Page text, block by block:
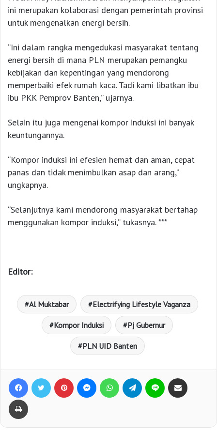
ini merupakan kolaborasi dengan pemerintah provinsi
untuk mengenalkan energi bersih.
“Ini dalam rangka mengedukasi masyarakat tentang
energi bersih di mana PLN merupakan pemangku
kebijakan dan kepentingan yang mendorong
memperbaiki efek rumah kaca. Tadi kami libatkan ibu
ibu PKK Pemprov Banten,” ujarnya.
Selain itu juga mengenai kompor induksi ini banyak
keuntungannya.
“Kompor induksi ini efesien hemat dan aman, cepat
panas dan tidak menimbulkan asap dan arang,”
ungkapnya.
“Selanjutnya kami mendorong masyarakat bertahap
menggunakan kompor induksi,” tukasnya. ***
Editor:
Al Muktabar Electrifying Lifestyle Vaganza
Kompor Induksi Pj Gubernur
PLN UID Banten